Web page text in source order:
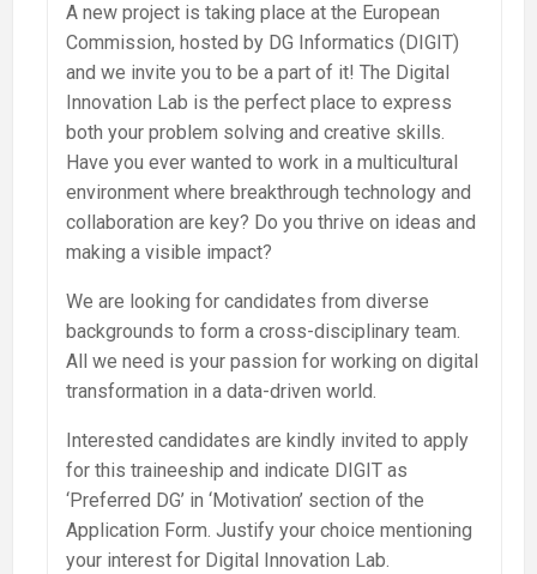
A new project is taking place at the European
Commission, hosted by DG Informatics (DIGIT)
and we invite you to be a part of it! The Digital
Innovation Lab is the perfect place to express
both your problem solving and creative skills.
Have you ever wanted to work in a multicultural
environment where breakthrough technology and
collaboration are key? Do you thrive on ideas and
making a visible impact?
We are looking for candidates from diverse
backgrounds to form a cross-disciplinary team.
All we need is your passion for working on digital
transformation in a data-driven world.
Interested candidates are kindly invited to apply
for this traineeship and indicate DIGIT as
‘Preferred DG’ in ‘Motivation’ section of the
Application Form. Justify your choice mentioning
your interest for Digital Innovation Lab.